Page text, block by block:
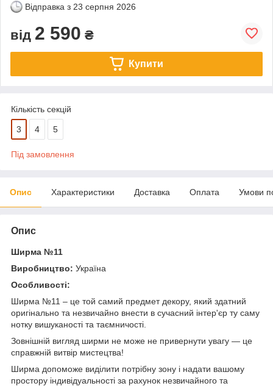
Відправка з 23 серпня 2026
від 2 590 ₴
Купити
Кількість секцій
3 4 5
Під замовлення
Опис Характеристики Доставка Оплата Умови
Опис
Ширма №11
Виробництво: Україна
Особливості:
Ширма №11 – це той самий предмет декору, який здатний
оригінально та незвичайно внести в сучасний інтер'єр ту саму
нотку вишуканості та таємничості.
Зовнішній вигляд ширми не може не привернути увагу — це
справжній витвір мистецтва!
Ширма допоможе виділити потрібну зону і надати вашому
простору індивідуальності за рахунок незвичайного та